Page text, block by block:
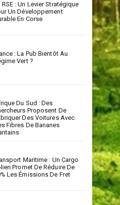
RSE : Un Levier Stratégique
Un Développement
En Corse
: La Pub Bientôt Au
Vert ?
Du Sud : Des
Proposent De
Des Voitures Avec
Fibres De Bananes
Maritime : Un Cargo
Promet De Réduire De
Les Émissions De Fret